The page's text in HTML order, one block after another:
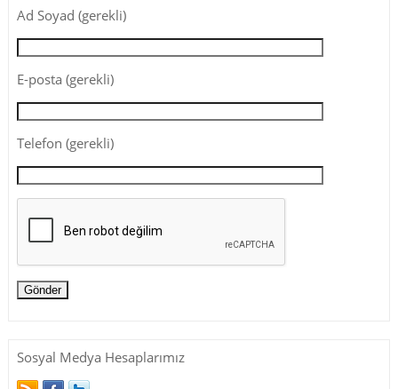
Ad Soyad (gerekli)
E-posta (gerekli)
Telefon (gerekli)
Sosyal Medya Hesaplarımız